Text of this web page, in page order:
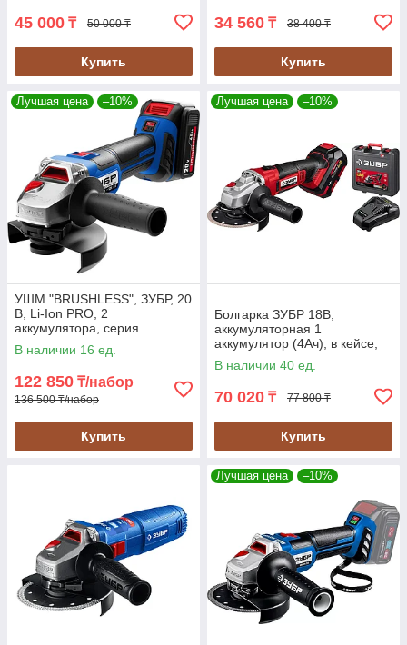
45 000 ₸ 50 000 ₸
Купить
34 560 ₸ 38 400 ₸
Купить
Лучшая цена –10%
УШМ "BRUSHLESS", ЗУБР, 20
В, Li-Ion PRO, 2
аккумулятора, серия
"Профессионал" (AB-125-42)
В наличии 16 ед.
122 850 ₸/набор
136 500 ₸/набор
Купить
Лучшая цена –10%
Болгарка ЗУБР 18В,
аккумуляторная 1
аккумулятор (4Ач), в кейсе,
серия "Мастер" (УШМ-18-
125-41)
В наличии 40 ед.
70 020 ₸ 77 800 ₸
Купить
Лучшая цена –10%